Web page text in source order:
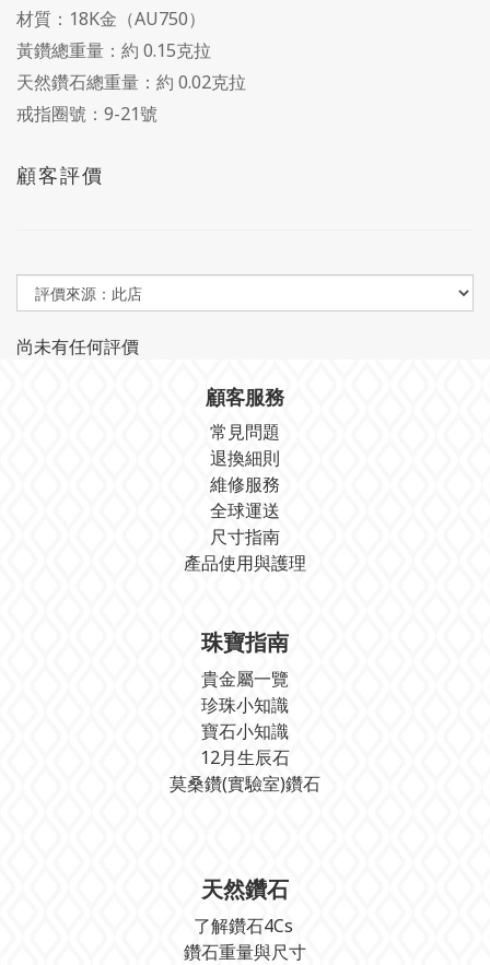
材質：18K金（AU750）
黃鑽總重量：約 0.15克拉
天然鑽石總重量：約 0.02克拉
戒指圈號：9-21號
顧客評價
尚未有任何評價
顧客服務
常見問題
退換細則
維修服務
全球運送
尺寸指南
產品使用與護理
珠寶指南
貴金屬一覽
珍珠小知識
寶石小知識
12月生辰石
莫桑鑽(實驗室)鑽石
天然鑽石
了解鑽石4Cs
鑽石重量與尺寸